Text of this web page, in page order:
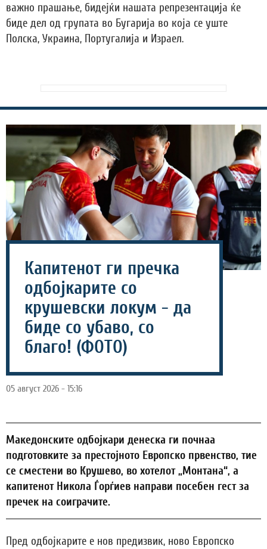
важно прашање, бидејќи нашата репрезентација ќе
биде дел од групата во Бугарија во која се уште
Полска, Украина, Португалија и Израел.
Капитенот ги пречка
одбојкарите со
крушевски локум - да
биде со убаво, со
благо! (ФОТО)
05 август 2026 - 15:16
Македонските одбојкари денеска ги почнаа
подготовките за престојното Европско првенство, тие
се сместени во Крушево, во хотелот „Монтана“, а
капитенот Никола Ѓорѓиев направи посебен гест за
пречек на соиграчите.
Пред одбојкарите е нов предизвик, ново Европско